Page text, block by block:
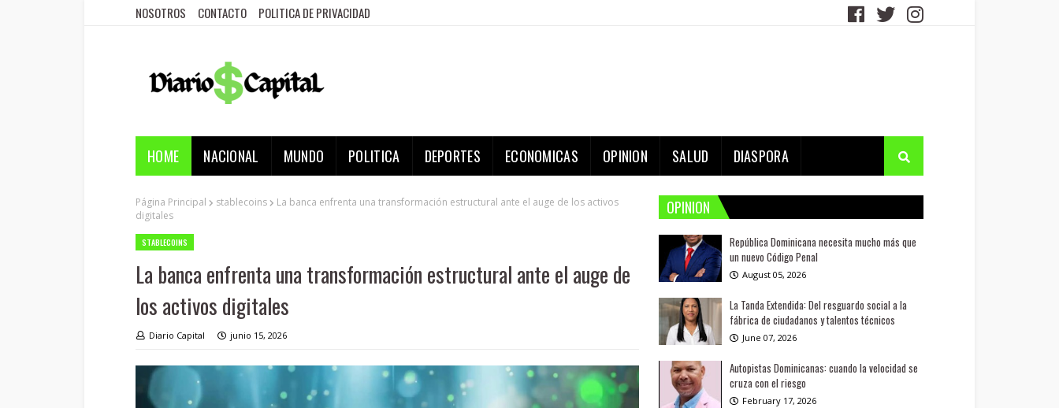
NOSOTROS CONTACTO POLITICA DE PRIVACIDAD
HOME NACIONAL MUNDO POLITICA DEPORTES ECONOMICAS OPINION SALUD DIASPORA
Página Principal stablecoins
La banca enfrenta una transformación estructural ante el auge de los activos
digitales
STABLECOINS
La banca enfrenta una transformación estructural ante el auge de
los activos digitales
Diario Capital junio 15, 2026
OPINION
República Dominicana necesita mucho más que
un nuevo Código Penal
August 05, 2026
La Tanda Extendida: Del resguardo social a la
fábrica de ciudadanos y talentos técnicos
June 07, 2026
Autopistas Dominicanas: cuando la velocidad se
cruza con el riesgo
February 17, 2026